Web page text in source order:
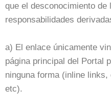
que el desconocimiento
responsabilidades
a) El enlace únicamente
página principal del Portal
ninguna forma (inline
etc).